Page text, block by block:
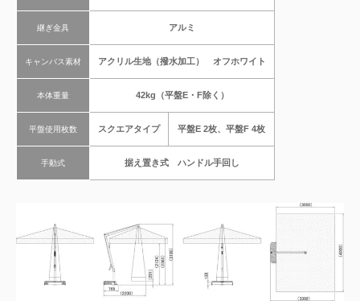
継ぎ金具 アルミ
キャンバス素材 アクリル生地（撥水加工） オフホワイト
本体重量 42kg（平盤E・F除く）
平盤使用枚数 スクエアタイプ 平盤E 2枚、平盤F 4枚
手動式 据え置き式 ハンドル手回し